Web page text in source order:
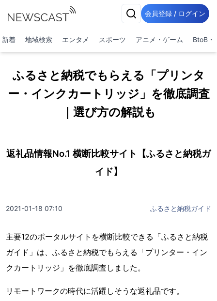
会員登録 / ログイン
新着 地域検索 エンタメ スポーツ アニメ・ゲーム BtoB・
ふるさと納税でもらえる「プリンタ
ー・インクカートリッジ」を徹底調査
｜選び方の解説も
返礼品情報No.1 横断比較サイト【ふるさと納税ガ
イド】
2021-01-18 07:10 ふるさと納税ガイド
主要12のポータルサイトを横断比較できる「ふるさと納税
ガイド」は、ふるさと納税でもらえる「プリンター・イン
クカートリッジ」を徹底調査しました。
リモートワークの時代に活躍しそうな返礼品です。